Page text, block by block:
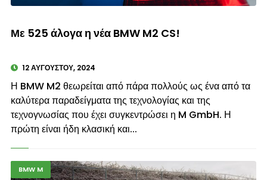
Με 525 άλογα η νέα BMW M2 CS!
12 ΑΥΓΟΎΣΤΟΥ, 2024
Η BMW M2 θεωρείται από πάρα πολλούς ως ένα από τα
καλύτερα παραδείγματα της τεχνολογίας και της
τεχνογνωσίας που έχει συγκεντρώσει η M GmbH. Η
πρώτη είναι ήδη κλασική και...
BMW M